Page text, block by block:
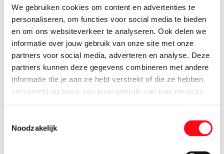
We gebruiken cookies om content en advertenties te
personaliseren, om functies voor social media te bieden
en om ons websiteverkeer te analyseren. Ook delen we
informatie over jouw gebruik van onze site met onze
partners voor social media, adverteren en analyse. Deze
partners kunnen deze gegevens combineren met andere
informatie die je aan ze hebt verstrekt of die ze hebben
verzameld op basis van jouw gebruik van hun services.
Noodzakelijk